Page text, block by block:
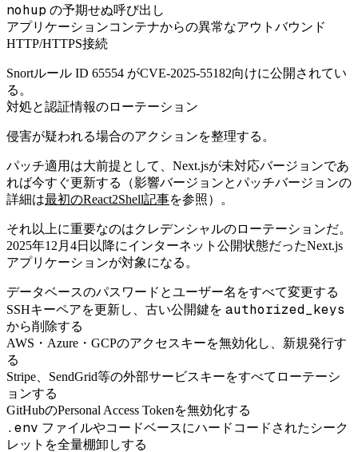
nohup の予期せぬ呼び出し
アプリケーションコンテナからの異常なアウトバウンド
HTTP/HTTPS接続
Snortルール ID 65554 がCVE-2025-55182向けに公開されてい
る。
対処と認証情報のローテーション
侵害が疑われる場合のアクションを整理する。
パッチ適用は大前提として、Next.jsが未対応バージョンであ
れば今すぐ更新する（影響バージョンとパッチバージョンの
詳細は最初のReact2Shell記事を参照）。
それ以上に重要なのはクレデンシャルのローテーションだ。
2025年12月4日以降にインターネット公開状態だったNext.js
アプリケーションが対象になる。
データベースのパスワードとユーザー名をすべて変更する
SSHキーペアを更新し、古い公開鍵を authorized_keys
から削除する
AWS・Azure・GCPのアクセスキーを無効化し、新規発行す
る
Stripe、SendGrid等の外部サービスキーをすべてローテーシ
ョンする
GitHubのPersonal Access Tokenを無効化する
.env ファイルやコードベースにハードコードされたシーク
レットを全量棚卸しする